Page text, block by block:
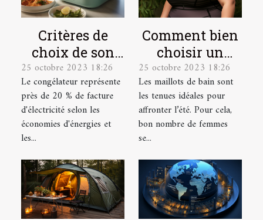
Critères de
choix de son
congélateur
25 octobre 2023 18:26
Le congélateur représente
près de 20 % de facture
d'électricité selon les
économies d'énergies et
les...
Comment bien
choisir un
maillot de bain
de grande
taille ?
25 octobre 2023 18:26
Les maillots de bain sont
les tenues idéales pour
affronter l’été. Pour cela,
bon nombre de femmes
se...